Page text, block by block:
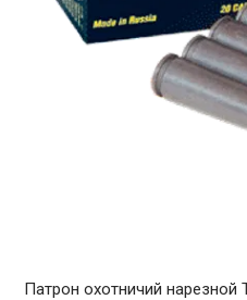
Патрон охотничий нарезной